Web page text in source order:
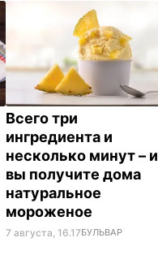
Всего три
ингредиента и
несколько минут – и
вы получите дома
натуральное
мороженое
7 августа, 16.17БУЛЬВАР